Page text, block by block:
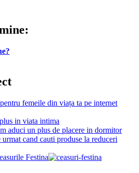
femeile din viața ta pe internet
in viata intima
aduci un plus de placere in dormitor
cand cauti produse la reduceri
Festina